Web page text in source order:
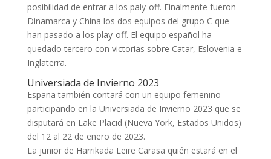
posibilidad de entrar a los paly-off. Finalmente fueron
Dinamarca y China los dos equipos del grupo C que
han pasado a los play-off. El equipo español ha
quedado tercero con victorias sobre Catar, Eslovenia e
Inglaterra.
Universiada de Invierno 2023
España también contará con un equipo femenino
participando en la Universiada de Invierno 2023 que se
disputará en Lake Placid (Nueva York, Estados Unidos)
del 12 al 22 de enero de 2023.
La junior de Harrikada Leire Carasa quién estará en el